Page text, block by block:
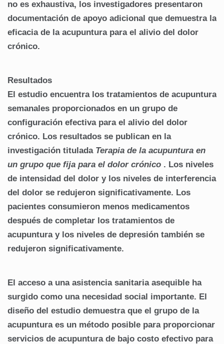
no es exhaustiva, los investigadores presentaron
documentación de apoyo adicional que demuestra la
eficacia de la acupuntura para el alivio del dolor
crónico.
Resultados
El estudio encuentra los tratamientos de acupuntura
semanales proporcionados en un grupo de
configuración efectiva para el alivio del dolor
crónico. Los resultados se publican en la
investigación titulada Terapia de la acupuntura en
un grupo que fija para el dolor crónico . Los niveles
de intensidad del dolor y los niveles de interferencia
del dolor se redujeron significativamente. Los
pacientes consumieron menos medicamentos
después de completar los tratamientos de
acupuntura y los niveles de depresión también se
redujeron significativamente.
El acceso a una asistencia sanitaria asequible ha
surgido como una necesidad social importante. El
diseño del estudio demuestra que el grupo de la
acupuntura es un método posible para proporcionar
servicios de acupuntura de bajo costo efectivo para